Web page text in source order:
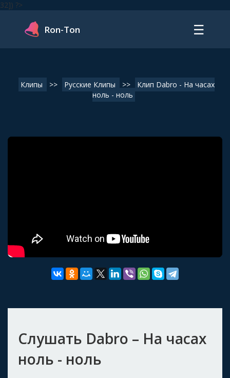
32]) ?>
Ron-Ton ☰
Клипы >> Русские Клипы >>
Клип Dabro - На часах
ноль - ноль
Слушать Dabro – На часах
ноль - ноль